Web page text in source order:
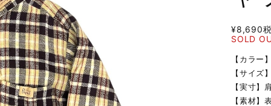
¥8,690
SOLD
【カラー
【サイズ
【実寸
【素材